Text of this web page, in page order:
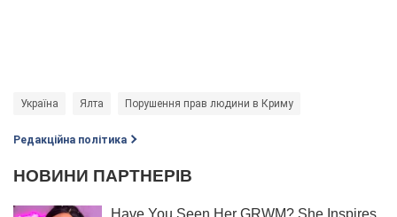
Україна Ялта Порушення прав людини в Криму
Редакційна політика